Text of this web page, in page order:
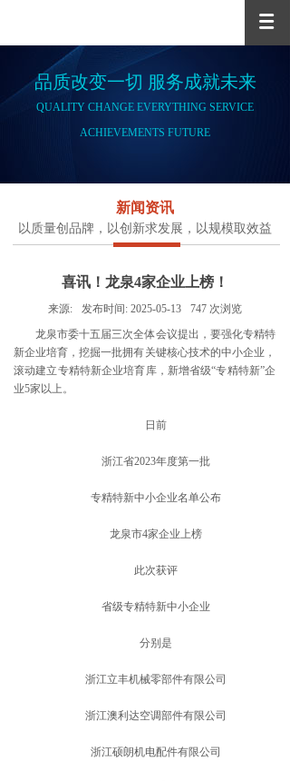
品质改变一切 服务成就未来
QUALITY CHANGE EVERYTHING SERVICE
ACHIEVEMENTS FUTURE
新闻资讯
以质量创品牌，以创新求发展，以规模取效益
喜讯！龙泉4家企业上榜！
来源: 发布时间: 2025-05-13 747 次浏览
龙泉市委十五届三次全体会议提出，要强化专精特
新企业培育，挖掘一批拥有关键核心技术的中小企业，
滚动建立专精特新企业培育库，新增省级“专精特新”企
业5家以上。
日前
浙江省2023年度第一批
专精特新中小企业名单公布
龙泉市4家企业上榜
此次获评
省级专精特新中小企业
分别是
浙江立丰机械零部件有限公司
浙江澳利达空调部件有限公司
浙江硕朗机电配件有限公司